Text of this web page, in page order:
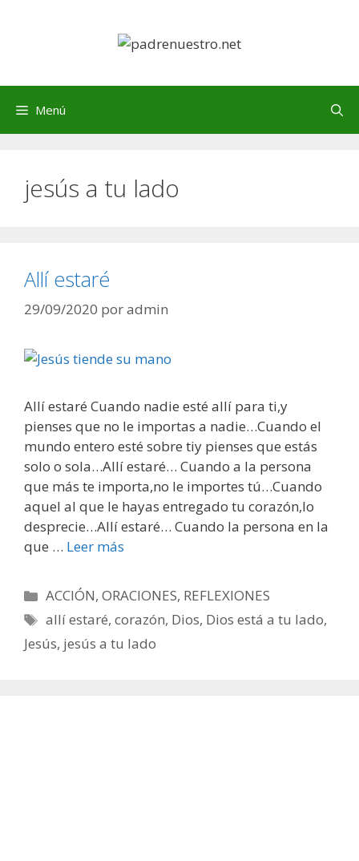
Menú
jesús a tu lado
Allí estaré
29/09/2020 poradmin
Allí estaré Cuando nadie esté allí para ti,y
pienses que no le importas a nadie…Cuando el
mundo entero esté sobre tiy pienses que estás
solo o sola…Allí estaré… Cuando a la persona
que más te importa,no le importes tú…Cuando
aquel al que le hayas entregado tu corazón,lo
desprecie…Allí estaré… Cuando la persona en la
que … Leer más
Categorías
ACCIÓN,ORACIONES, REFLEXIONES
Etiquetas
allí estaré,corazón, Dios, Dios está a tu lado,
Jesús, jesús a tu lado